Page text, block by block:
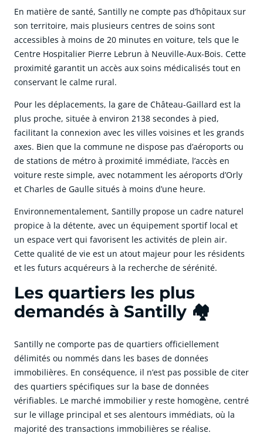
En matière de santé, Santilly ne compte pas d’hôpitaux sur
son territoire, mais plusieurs centres de soins sont
accessibles à moins de 20 minutes en voiture, tels que le
Centre Hospitalier Pierre Lebrun à Neuville-Aux-Bois. Cette
proximité garantit un accès aux soins médicalisés tout en
conservant le calme rural.
Pour les déplacements, la gare de Château-Gaillard est la
plus proche, située à environ 2138 secondes à pied,
facilitant la connexion avec les villes voisines et les grands
axes. Bien que la commune ne dispose pas d’aéroports ou
de stations de métro à proximité immédiate, l’accès en
voiture reste simple, avec notamment les aéroports d’Orly
et Charles de Gaulle situés à moins d’une heure.
Environnementalement, Santilly propose un cadre naturel
propice à la détente, avec un équipement sportif local et
un espace vert qui favorisent les activités de plein air.
Cette qualité de vie est un atout majeur pour les résidents
et les futurs acquéreurs à la recherche de sérénité.
Les quartiers les plus
demandés à Santilly 🏘️
Santilly ne comporte pas de quartiers officiellement
délimités ou nommés dans les bases de données
immobilières. En conséquence, il n’est pas possible de citer
des quartiers spécifiques sur la base de données
vérifiables. Le marché immobilier y reste homogène, centré
sur le village principal et ses alentours immédiats, où la
majorité des transactions immobilières se réalise.